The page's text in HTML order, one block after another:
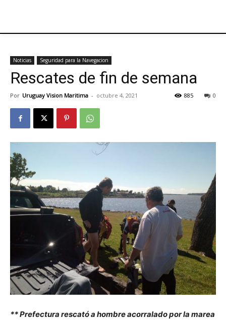
Noticias Seguridad para la Navegacion
Rescates de fin de semana
Por Uruguay Vision Maritima - octubre 4, 2021 0
885
** Prefectura rescató a hombre acorralado por la marea